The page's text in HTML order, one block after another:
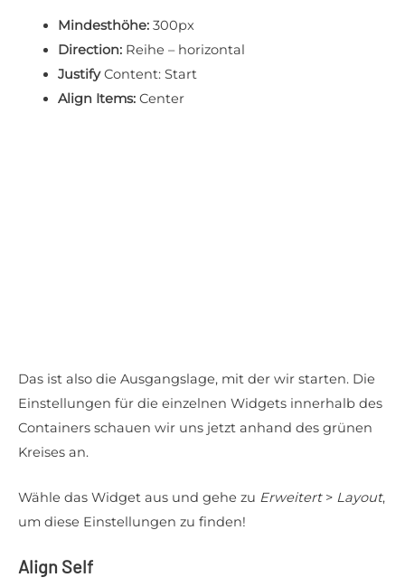
Mindesthöhe:300px
Direction:Reihe – horizontal
JustifyContent: Start
Align Items:Center
Das ist also die Ausgangslage, mit der wir starten. Die
Einstellungen für die einzelnen Widgets innerhalb des
Containers schauen wir uns jetzt anhand des grünen
Kreises an.
Wähle das Widget aus und gehe zu Erweitert> Layout,
um diese Einstellungen zu finden!
Align Self